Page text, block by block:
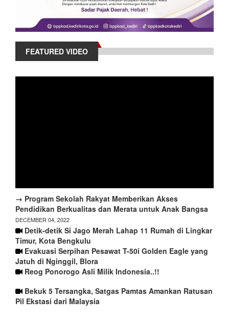
FEATURED VIDEO
→ Program Sekolah Rakyat Memberikan Akses
Pendidikan Berkualitas dan Merata untuk Anak Bangsa
DECEMBER 04, 2022
Detik-detik Si Jago Merah Lahap 11 Rumah di Lingkar
Timur, Kota Bengkulu
Evakuasi Serpihan Pesawat T-50i Golden Eagle yang
Jatuh di Nginggil, Blora
Reog Ponorogo Asli Milik Indonesia..!!
Bekuk 5 Tersangka, Satgas Pamtas Amankan Ratusan
Pil Ekstasi dari Malaysia